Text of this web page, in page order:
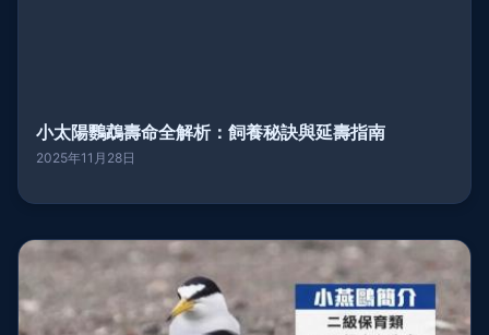
小太陽鸚鵡壽命全解析：飼養秘訣與延壽指南
2025年11月28日